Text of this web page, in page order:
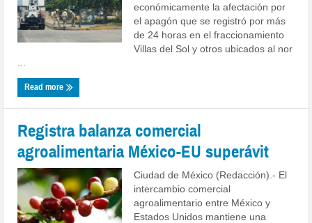
económicamente la afectación por
el apagón que se registró por más
de 24 horas en el fraccionamiento
Villas del Sol y otros ubicados al nor
Read more
Registra balanza comercial
agroalimentaria México-EU superávit
Ciudad de México (Redacción).- El
intercambio comercial
agroalimentario entre México y
Estados Unidos mantiene una